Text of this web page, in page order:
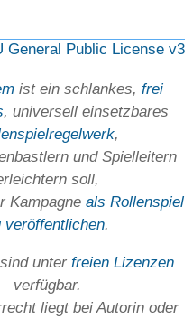
ist ein schlankes,frei
, universell einsetz­bares
,
und Spiel­leitern
soll,
Kam­pagne als Rollenspiel
ver­öffent­lichen.
unter freien Lizenzen
verfügbar.
liegt bei Autorin oder